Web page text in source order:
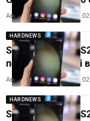
Автор: Andrew Orobets
HARDNEWS
Samsung Galaxy
показав ключові
Автор: Andrew Orobets
HARDNEWS
Samsung Galaxy